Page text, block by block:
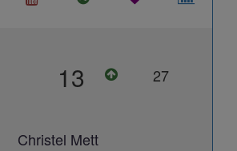
13 27
Christel Mett